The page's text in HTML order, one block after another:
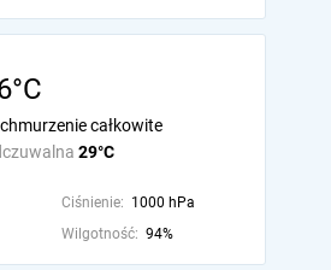
29°C
całkowite
Ciśnienie: 1000 hPa
Wilgotność: 94%